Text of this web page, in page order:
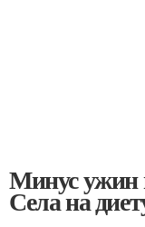
Минус ужин
Села на